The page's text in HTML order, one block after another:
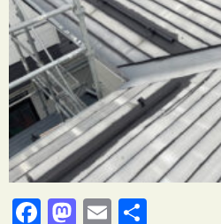
Facebook
Mastodon
Email